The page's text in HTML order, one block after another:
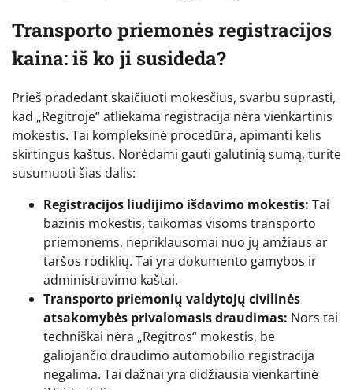
Transporto priemonės registracijos
kaina: iš ko ji susideda?
Prieš pradedant skaičiuoti mokesčius, svarbu suprasti,
kad „Regitroje“ atliekama registracija nėra vienkartinis
mokestis. Tai kompleksinė procedūra, apimanti kelis
skirtingus kaštus. Norėdami gauti galutinią sumą, turite
susumuoti šias dalis:
Registracijos liudijimo išdavimo mokestis: Tai
bazinis mokestis, taikomas visoms transporto
priemonėms, nepriklausomai nuo jų amžiaus ar
taršos rodiklių. Tai yra dokumento gamybos ir
administravimo kaštai.
Transporto priemonių valdytojų civilinės
atsakomybės privalomasis draudimas: Nors tai
techniškai nėra „Regitros“ mokestis, be
galiojančio draudimo automobilio registracija
negalima. Tai dažnai yra didžiausia vienkartinė